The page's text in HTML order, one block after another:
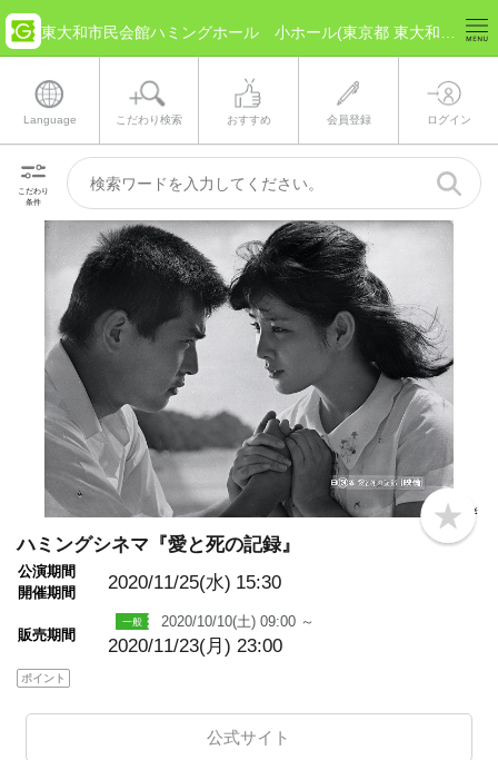
Language こだわり検索 おすすめ 会員登録 ログイン
こだわり
条件
b
o
ハミングシネマ『愛と死の記録』
公演期間
開催期間
2020/11/25(水) 15:30
販売期間
2020/10/10(土) 09:00 ～
2020/11/23(月) 23:00
ポイント
公式サイト